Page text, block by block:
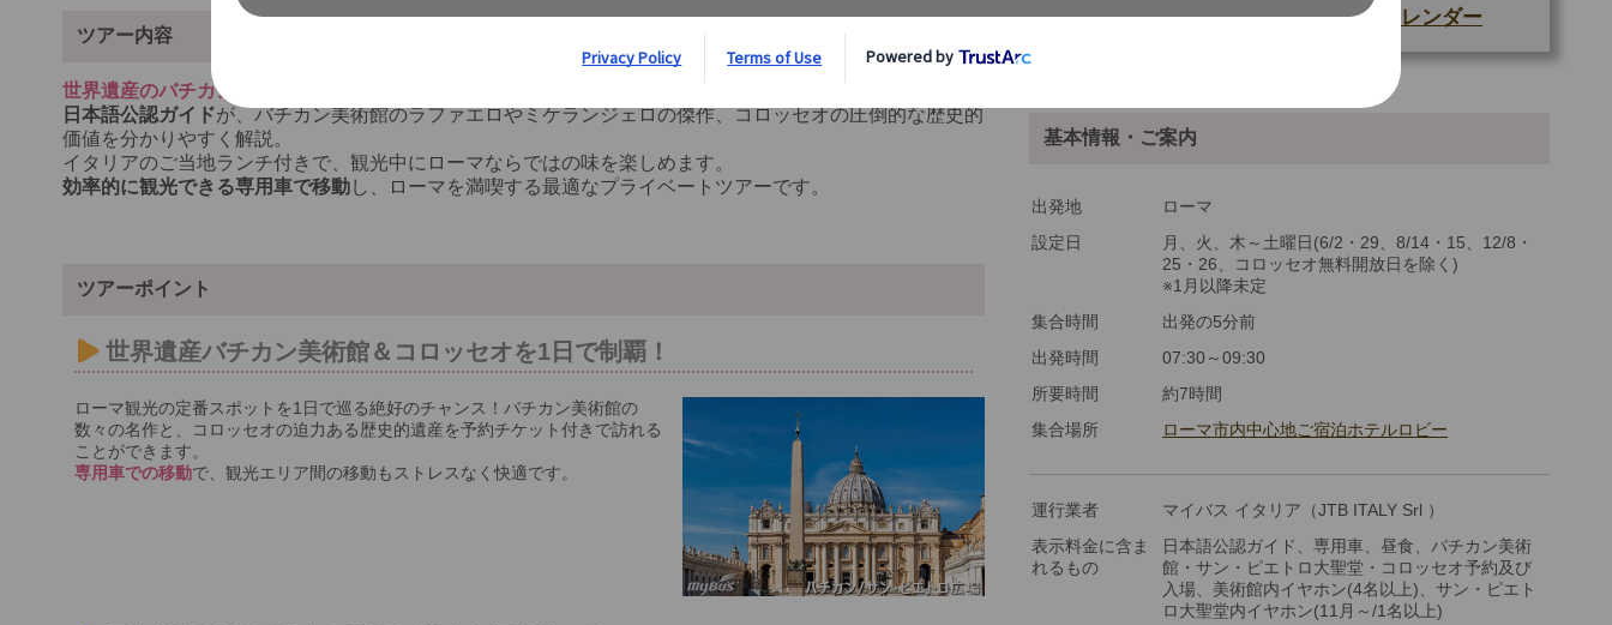
ツアー内容
世界遺産のバチカン美術館とローマの象徴コロッセオをじっくり堪能できる1日ツアー！
日本語公認ガイドが、バチカン美術館のラファエロやミケランジェロの傑作、コロッセオの圧倒的な歴史的
価値を分かりやすく解説。
イタリアのご当地ランチ付きで、観光中にローマならではの味を楽しめます。
効率的に観光できる専用車で移動し、ローマを満喫する最適なプライベートツアーです。
ツアーポイント
世界遺産バチカン美術館＆コロッセオを1日で制覇！
ローマ観光の定番スポットを1日で巡る絶好のチャンス！バチカン美術館の
数々の名作と、コロッセオの迫力ある歴史的遺産を予約チケット付きで訪れる
ことができます。
専用車での移動で、観光エリア間の移動もストレスなく快適です。
空席カレンダー
0 歳以上
最少催行人数
※料金：大人・子供2歳以上共通
基本情報・ご案内
出発地
ローマ
設定日
月、火、木～土曜日(6/2・29、8/14・15、12/8・
25・26、コロッセオ無料開放日を除く)
※1月以降未定
集合時間
出発の5分前
出発時間
07:30～09:30
所要時間
約7時間
集合場所
ローマ市内中心地ご宿泊ホテルロビー
運行業者
マイバス イタリア（JTB ITALY Srl ）
表示料金に含ま
れるもの
日本語公認ガイド、専用車、昼食、バチカン美術
館・サン・ピエトロ大聖堂・コロッセオ予約及び
入場、美術館内イヤホン(4名以上)、サン・ピエト
ロ大聖堂内イヤホン(11月～/1名以上)